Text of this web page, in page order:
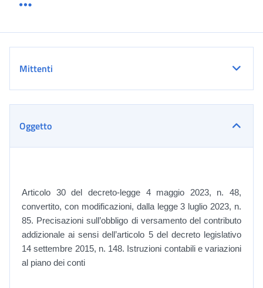
Mittenti
Oggetto
Articolo 30 del decreto-legge 4 maggio 2023, n. 48,
convertito, con modificazioni, dalla legge 3 luglio 2023, n.
85. Precisazionisull’obbligo di versamento del contributo
addizionale ai sensi dell’articolo 5 del decreto legislativo
14 settembre 2015, n. 148. Istruzioni contabili e variazioni
al piano dei conti